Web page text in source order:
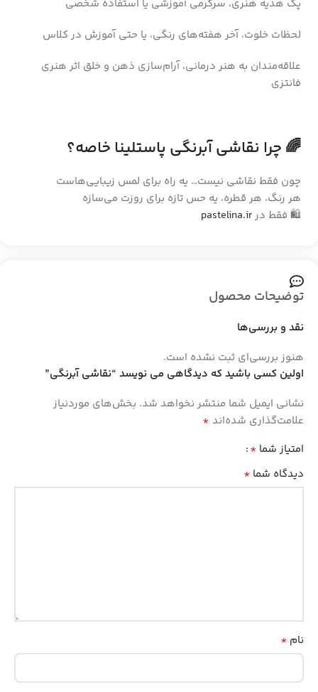
پک هدیه هنری، سرگرمی آموزشی یا استفاده شخصی
لحظات خلوت، آخر هفته‌های رنگی، یا حتی آموزش در کلاس
علاقه‌مندان به هنر درمانی، آرام‌سازی ذهن و خلق اثر هنری
فانتزی
🌈 چرا نقاشی آبرنگی پاستلینا خاصه؟
چون فقط نقاشی نیست… یه راه برای لمس زیبایی‌هاست
هر رنگ، هر قطره، یه حس تازه برای روزت می‌سازه
🛍️ فقط درpastelina.ir
توضیحات محصول
نقد و بررسی‌ها
هنوز بررسی‌ای ثبت نشده است.
اولین کسی باشید که دیدگاهی می نویسد “نقاشی آبرنگی”
نشانی ایمیل شما منتشر نخواهد شد. بخش‌های موردنیاز
علامت‌گذاری شده‌اند *
امتیاز شما *
دیدگاه شما *
نام *